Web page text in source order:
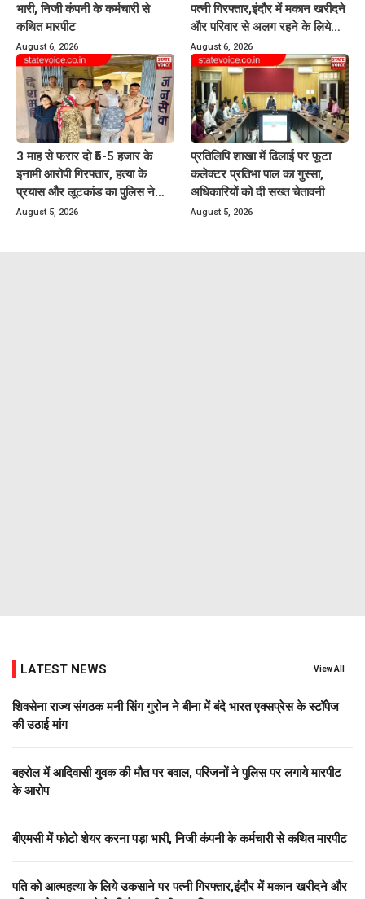
भारी, निजी कंपनी के कर्मचारी से
कथित मारपीट
August 6, 2026
पत्नी गिरफ्तार,इंदौर में मकान खरीदने
और परिवार से अलग रहने के लिये
करती थी प्रताड़ित
August 6, 2026
3 माह से फरार दो ₹5-5 हजार के
इनामी आरोपी गिरफ्तार, हत्या के
प्रयास और लूटकांड का पुलिस ने
किया खुलासा
August 5, 2026
प्रतिलिपि शाखा में ढिलाई पर फूटा
कलेक्टर प्रतिभा पाल का गुस्सा,
अधिकारियों को दी सख्त चेतावनी
August 5, 2026
LATEST NEWS View All
शिवसेना राज्य संगठक मनी सिंग गुरोन ने बीना में बंदे भारत एक्सप्रेस के स्टॉपेज
की उठाई मांग
बहरोल में आदिवासी युवक की मौत पर बवाल, परिजनों ने पुलिस पर लगाये मारपीट
के आरोप
बीएमसी में फोटो शेयर करना पड़ा भारी, निजी कंपनी के कर्मचारी से कथित मारपीट
पति को आत्महत्या के लिये उकसाने पर पत्नी गिरफ्तार,इंदौर में मकान खरीदने और